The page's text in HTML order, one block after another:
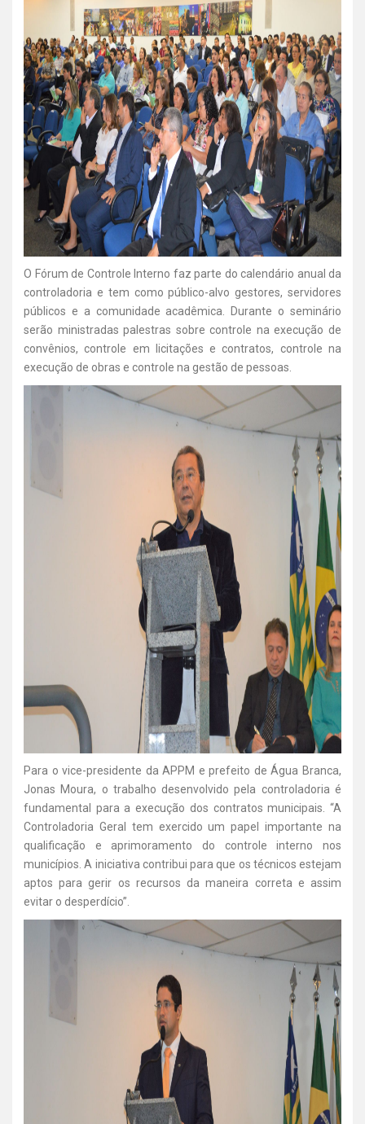
O Fórum de Controle Interno faz parte do calendário anual da
controladoria e tem como público-alvo gestores, servidores
públicos e a comunidade acadêmica. Durante o seminário
serão ministradas palestras sobre controle na execução de
convênios, controle em licitações e contratos, controle na
execução de obras e controle na gestão de pessoas.
Para o vice-presidente da APPM e prefeito de Água Branca,
Jonas Moura, o trabalho desenvolvido pela controladoria é
fundamental para a execução dos contratos municipais. “A
Controladoria Geral tem exercido um papel importante na
qualificação e aprimoramento do controle interno nos
municípios. A iniciativa contribui para que os técnicos estejam
aptos para gerir os recursos da maneira correta e assim
evitar o desperdício”.